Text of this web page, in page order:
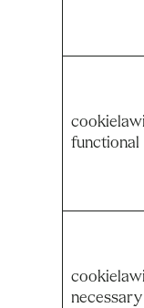
functional
necessary